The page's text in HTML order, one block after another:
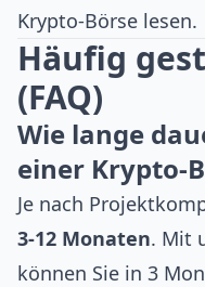
Krypto-Börse lesen.
Häufig
(FAQ)
Wie lange
einer Krypto-
Je nach
3-12 Monaten. Mit
können Sie in 3